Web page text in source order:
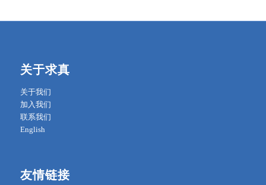
关于求真
关于我们
加入我们
联系我们
English
友情链接